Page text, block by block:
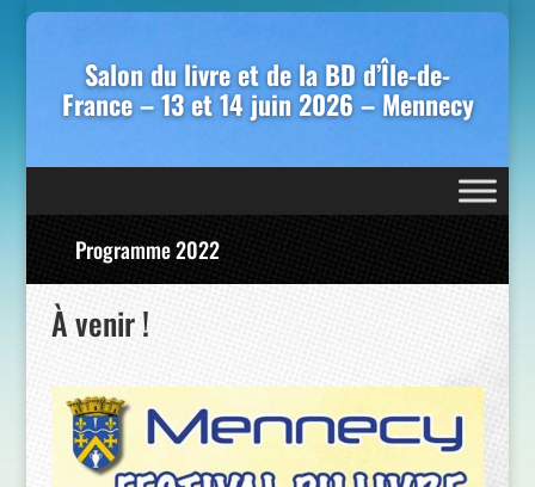
Salon du livre et de la BD d’Île-de-
France – 13 et 14 juin 2026 – Mennecy
Programme 2022
À venir !